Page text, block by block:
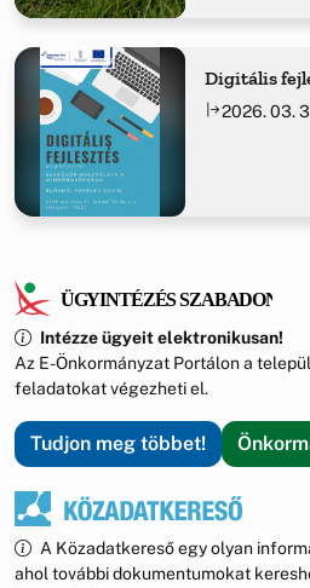
Digitális
2026. 03.
Intézze ügyeit elektronikusan!
Az E-Önkormányzat Portálon a
feladatokat végezheti el.
Tudjon meg többet!
A Közadatkereső egy olyan
ahol további dokumentumokat